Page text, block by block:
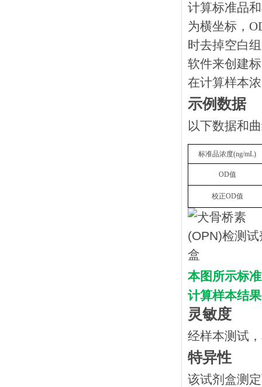
计算标准品
为横坐标，
时去掉空白
软件来创建
在计算样本
示例数据
以下数据和
标准品浓度(ng/mL)
OD值
校正OD值
本图所示标
计算样本结果
灵敏度
经样本测试
特异性
该试剂盒测